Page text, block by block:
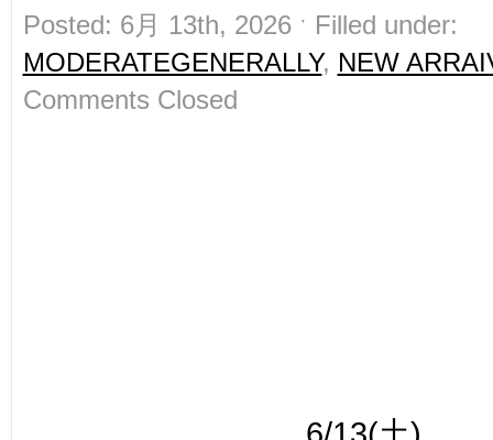
Posted: 6月 13th, 2026 ˑ Filled under:
MODERATEGENERALLY, NEW
Comments Closed